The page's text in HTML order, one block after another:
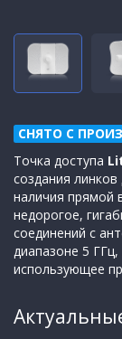
СНЯТО С
Точка доступа
создания
наличия прямой
недорогое,
соединений с
диапазоне 5
использующее